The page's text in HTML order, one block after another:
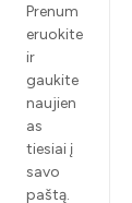
Prenum
eruokite
ir
gaukite
naujien
as
tiesiai į
savo
paštą.